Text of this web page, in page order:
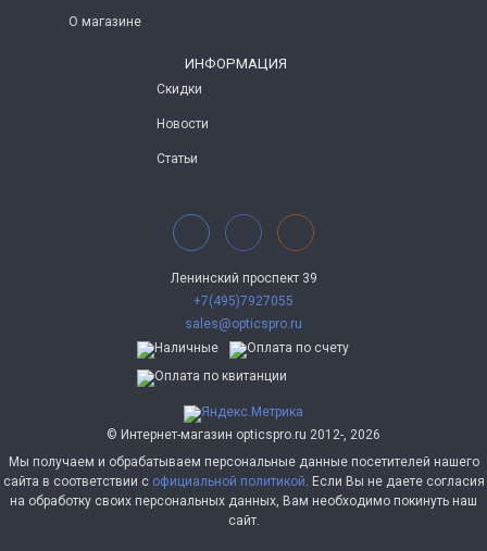
О магазине
ИНФОРМАЦИЯ
Скидки
Новости
Статьи
Ленинский проспект 39
+7(495)7927055
sales@opticspro.ru
© Интернет-магазин opticspro.ru 2012-, 2026
Мы получаем и обрабатываем персональные данные посетителей нашего
сайта в соответствии с официальной политикой. Если Вы не даете согласия
на обработку своих персональных данных, Вам необходимо покинуть наш
сайт.